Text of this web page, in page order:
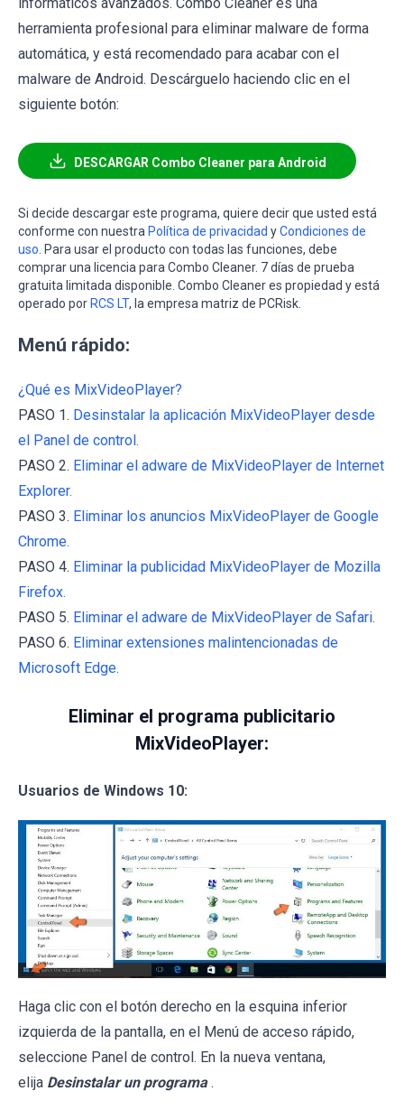
herramienta profesional para eliminar malware de forma
automática, y está recomendado para acabar con el
malware de Android. Descárguelo haciendo clic en el
siguiente botón:
DESCARGAR Combo Cleaner para Android
Si decide descargar este programa, quiere decir que usted está
conforme con nuestra Política de privacidad yCondiciones de
uso . Para usar el producto con todas las funciones, debe
comprar una licencia para Combo Cleaner. 7 días de prueba
gratuita limitada disponible. Combo Cleaner es propiedad y está
operado por RCS LT, la empresa matriz de PCRisk.
Menú rápido:
¿Qué es MixVideoPlayer?
PASO 1. Desinstalar la aplicación MixVideoPlayer desde
el Panel de control.
PASO 2. Eliminar el adware de MixVideoPlayer de Internet
Explorer.
PASO 3. Eliminar los anuncios MixVideoPlayer de Google
Chrome.
PASO 4. Eliminar la publicidad MixVideoPlayer de Mozilla
Firefox.
PASO 5. Eliminar el adware de MixVideoPlayer de Safari.
PASO 6. Eliminar extensiones malintencionadas de
Microsoft Edge.
Eliminar el programa publicitario
MixVideoPlayer:
Usuarios de Windows 10:
Haga clic con el botón derecho en la esquina inferior
izquierda de la pantalla, en el Menú de acceso rápido,
seleccione Panel de control. En la nueva ventana,
elija Desinstalar un programa .